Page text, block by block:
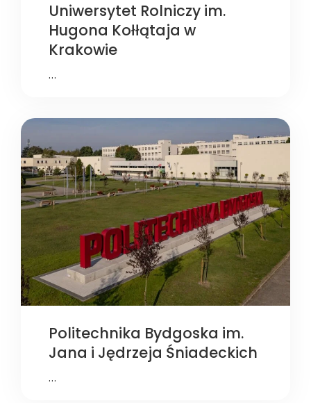
Uniwersytet Rolniczy im.
Hugona Kołłątaja w
Krakowie
…
Politechnika Bydgoska im.
Jana i Jędrzeja Śniadeckich
…